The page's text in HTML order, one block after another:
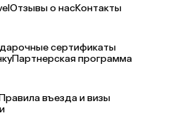
Отзывы о насКонтакты
сертификаты
Партнерская программа
въезда и визы